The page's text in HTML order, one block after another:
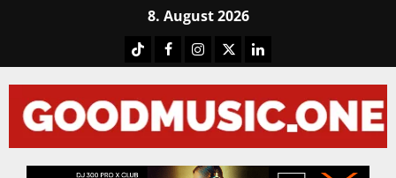
8. August 2026
TiktokFacebook
Instagram
X LinkedIN